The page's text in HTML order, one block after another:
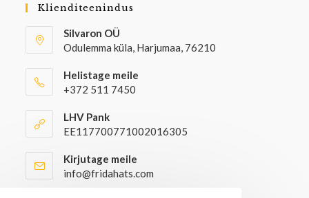
Klienditeenindus
Silvaron OÜ
Odulemma küla, Harjumaa, 76210
Helistage meile
+372 511 7450
LHV Pank
EE117700771002016305
Kirjutage meile
info@fridahats.com